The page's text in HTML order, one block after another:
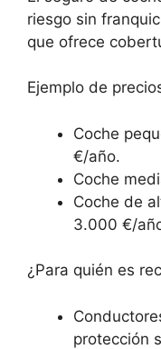
riesgo sin
que ofrece
Ejemplo de
Coche
€/año.
Coche
Coche de
3.000 €/
¿Para quién es
protección